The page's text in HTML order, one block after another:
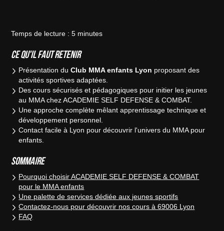
Temps de lecture : 5 minutes
Ce qu'il faut retenir
Présentation duClub MMA enfants Lyon proposant des
activités sportives adaptées.
Des cours sécurisés et pédagogiques pour initier les jeunes
au MMA chez ACADEMIE SELF DEFENSE & COMBAT.
Une approche complète mêlant apprentissage technique et
développement personnel.
Contact facile à Lyon pour découvrir l'univers du MMA pour
enfants.
Sommaire
Pourquoi choisir ACADEMIE SELF DEFENSE & COMBAT
pour le MMA enfants
Une palette de services dédiée aux jeunes sportifs
Contactez-nous pour découvrir nos cours à 69006 Lyon
FAQ